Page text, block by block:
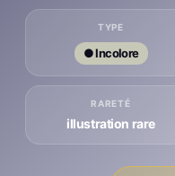
TYPE
● Incolore
RARETÉ
illustration rare